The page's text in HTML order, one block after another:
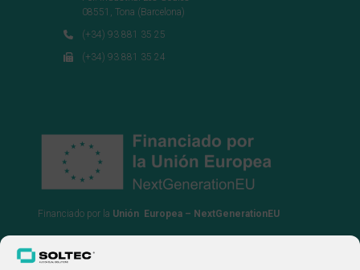
08551, Tona (Barcelona)
(+34) 93 881 35 25
(+34) 93 881 35 24
Financiado por la Unión Europea – NextGenerationEU